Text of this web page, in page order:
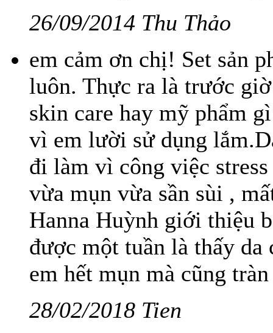
26/09/2014 Thu Thảo
em cảm ơn chị! Set sản
luôn. Thực ra là trước
skin care hay mỹ phẩm
vì em lười sử dụng
đi làm vì công việc
vừa mụn vừa sần sùi ,
Hanna Huỳnh giới thiệu
được một tuần là thấy
em hết mụn mà cũng
28/02/2018 Tien